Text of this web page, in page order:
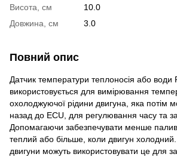
Висота, см
10.0
Довжина, см
3.0
Повний опис
Датчик температури теплоносія або
використовується для вимірювання
охолоджуючої рідини двигуна, яка потім
назад до ECU, для регулювання часу та
Допомагаючи забезпечувати менше
теплий або більше, коли двигун холодний.
двигуни можуть використовувати це для